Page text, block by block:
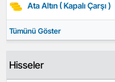
Ata Altın ( Kapalı Çarşı )
Tümünü Göster
Hisseler